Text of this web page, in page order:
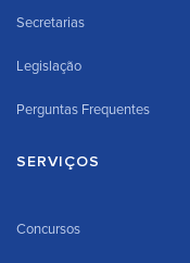
Secretarias
Legislação
Perguntas Frequentes
SERVIÇOS
Concursos